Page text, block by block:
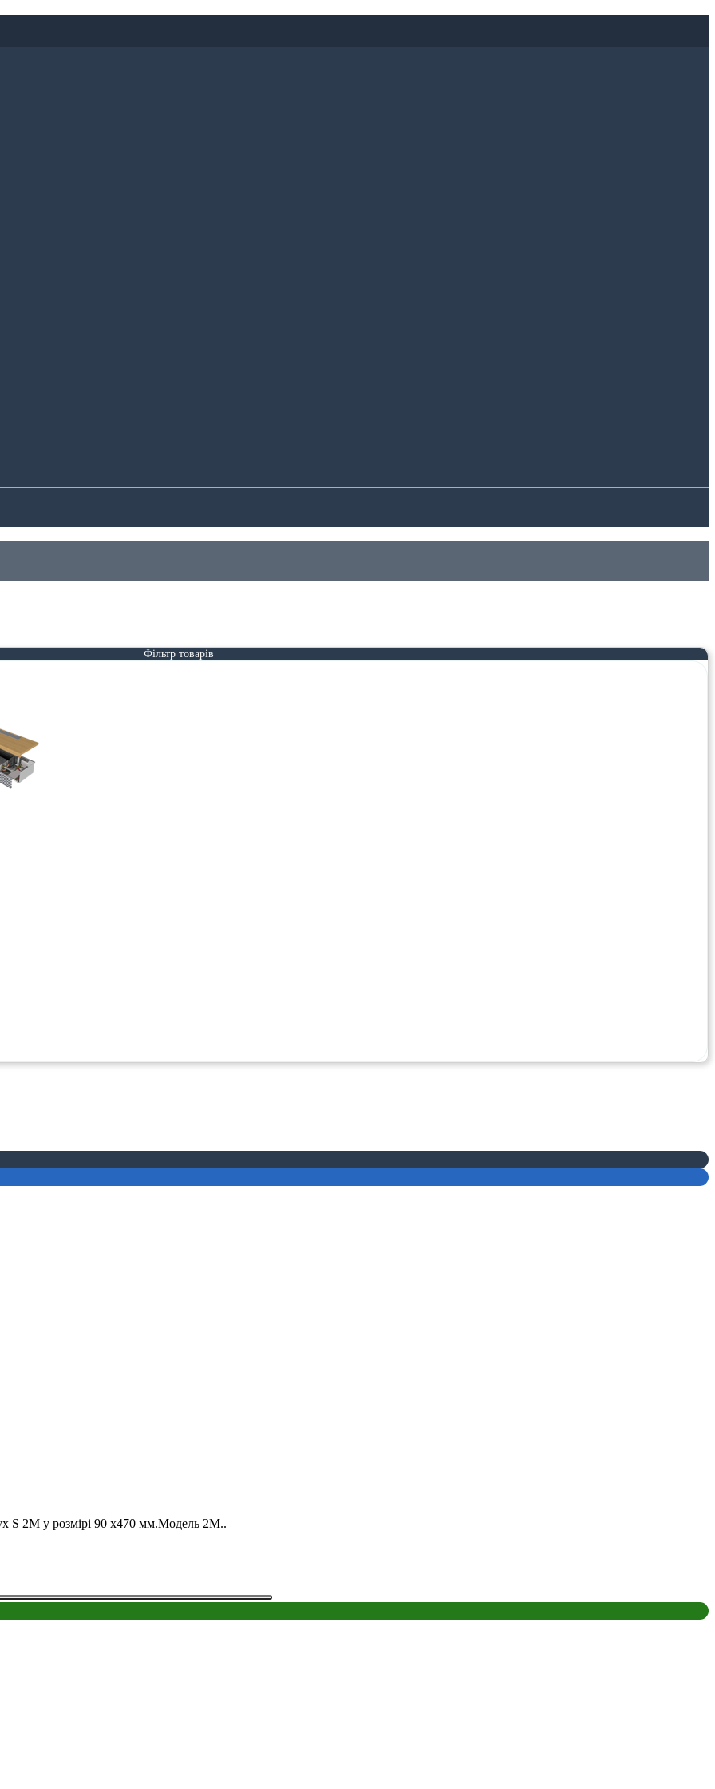
Фільтр товарів
S 2M у розмірі 90 х470 мм.Модель 2М..